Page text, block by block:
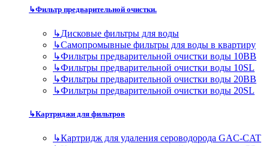
↳Фильтр предварительной очистки.
↳Дисковые фильтры для воды
↳Самопромывные фильтры для воды в квартиру
↳Фильтры предварительной очистки воды 10BB
↳Фильтры предварительной очистки воды 10SL
↳Фильтры предварительной очистки воды 20BB
↳Фильтры предварительной очистки воды 20SL
↳Картриджи для фильтров
↳Картридж для удаления сероводорода GAC-CAT